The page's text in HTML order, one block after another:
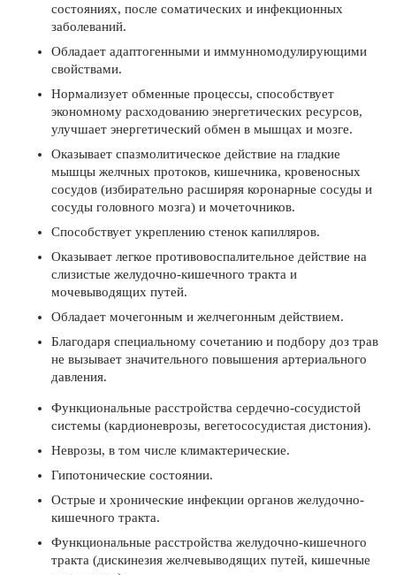
состояниях, после соматических и инфекционных
заболеваний.
Обладает адаптогенными и иммунномодулирующими
свойствами.
Нормализует обменные процессы, способствует
экономному расходованию энергетических ресурсов,
улучшает энергетический обмен в мышцах и мозге.
Оказывает спазмолитическое действие на гладкие
мышцы желчных протоков, кишечника, кровеносных
сосудов (избирательно расширяя коронарные сосуды и
сосуды головного мозга) и мочеточников.
Способствует укреплению стенок капилляров.
Оказывает легкое противовоспалительное действие на
слизистые желудочно-кишечного тракта и
мочевыводящих путей.
Обладает мочегонным и желчегонным действием.
Благодаря специальному сочетанию и подбору доз трав
не вызывает значительного повышения артериального
давления.
Функциональные расстройства сердечно-сосудистой
системы (кардионеврозы, вегетососудистая дистония).
Неврозы, в том числе климактерические.
Гипотонические состоянии.
Острые и хронические инфекции органов желудочно-
кишечного тракта.
Функциональные расстройства желудочно-кишечного
тракта (дискинезия желчевыводящих путей, кишечные